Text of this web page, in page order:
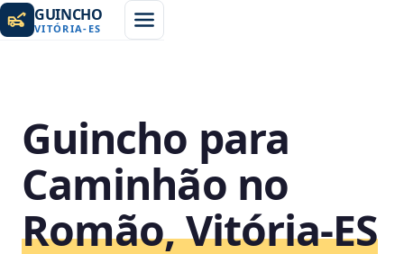
GUINCHO
VITÓRIA- ES
Guincho para
Caminhão no
Romão, Vitória‑ES